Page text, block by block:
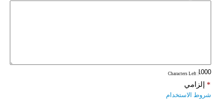
: Characters Left
إلزامي *
شروط الاستخدام